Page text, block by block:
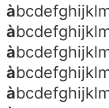
à
à
à
à
à